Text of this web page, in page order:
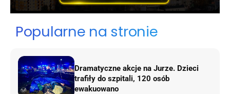
Popularne na stronie
Dramatyczne akcje na Jurze. Dzieci
trafiły do szpitali, 120 osób
ewakuowano